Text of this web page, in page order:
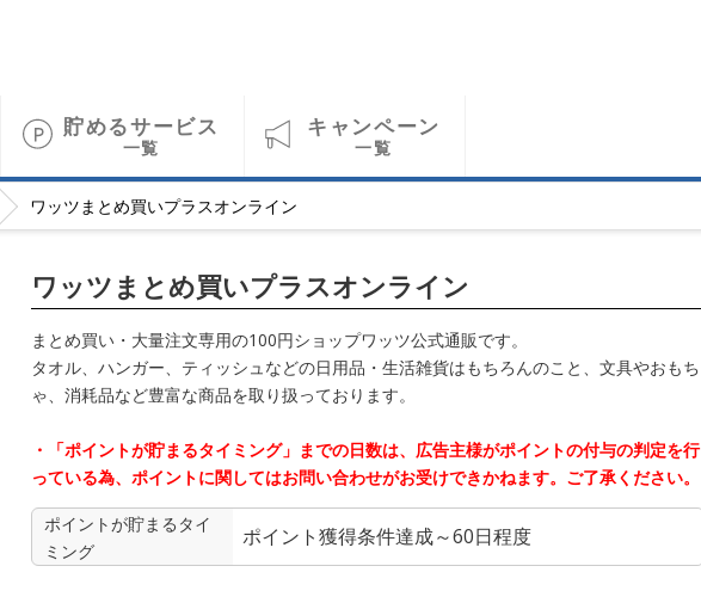
貯めるサービス
一覧
キャンペーン
一覧
ワッツまとめ買いプラスオンライン
ワッツまとめ買いプラスオンライン
まとめ買い・大量注文専用の100円ショップワッツ公式通販です。
タオル、ハンガー、ティッシュなどの日用品・生活雑貨はもちろんのこと、文具やおもち
ゃ、消耗品など豊富な商品を取り扱っております。
・「ポイントが貯まるタイミング」までの日数は、広告主様がポイントの付与の判定を行
っている為、ポイントに関してはお問い合わせがお受けできかねます。ご了承ください。
ポイントが貯まる タイ
ミング
ポイント獲得条件達成～60日程度